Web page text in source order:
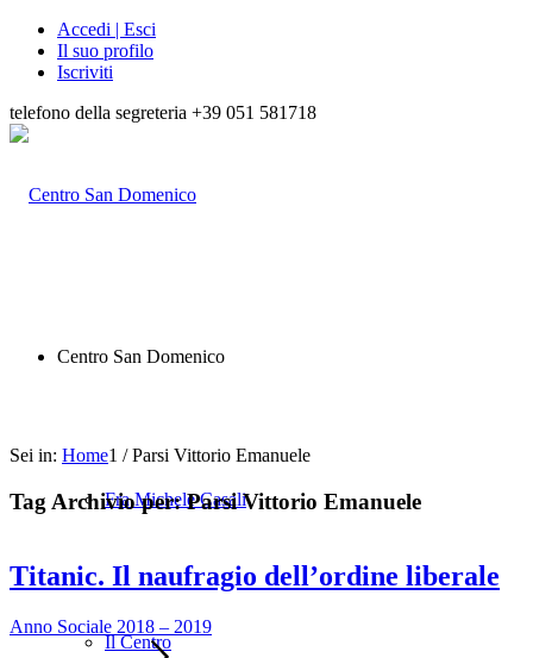
Accedi | Esci
Il suo profilo
Iscriviti
telefono della segreteria +39 051 581718
Centro San Domenico
Fra Michele Casali
Il Centro
Sei in: Home1 / Parsi Vittorio Emanuele
Tag Archivio per:Parsi Vittorio Emanuele
Titanic. Il naufragio dell’ordine liberale
Anno Sociale 2018 – 2019